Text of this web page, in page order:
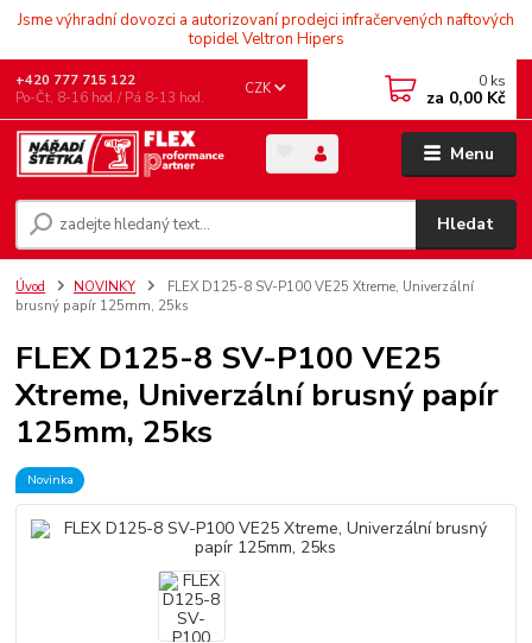
Jsme výhradní dovozci a autorizovaní prodejci infračervených naftových
topidel Veltron Hipers
Menu
CZK
Hledat
+420 777 715 122
Po-Čt, 8-16 hod./ Pá 8-13 hod.
0 ks
za 0,00 Kč
Úvod NOVINKY
FLEX D125-8 SV-P100 VE25 Xtreme, Univerzální
brusný papír 125mm, 25ks
FLEX D125-8 SV-P100 VE25
Xtreme, Univerzální brusný papír
125mm, 25ks
Novinka